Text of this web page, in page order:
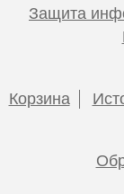
Смеситель для
ESKO Sochi
Смеситель
c гигиенической
Защита
Корзина